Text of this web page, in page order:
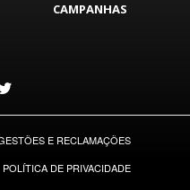
CAMPANHAS
E RECLAMAÇÕES
POLÍTICA DE PRIVACIDADE